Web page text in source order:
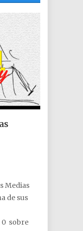
Medias
de sus
0 sobre